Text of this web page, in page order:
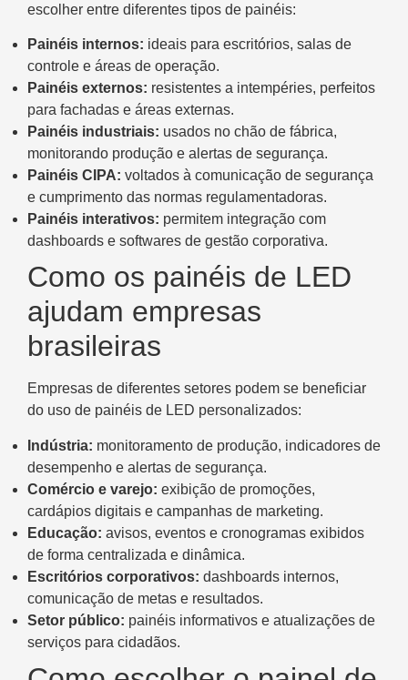
escolher entre diferentes tipos de painéis:
Painéis internos: ideais para escritórios, salas de
controle e áreas de operação.
Painéis externos: resistentes a intempéries, perfeitos
para fachadas e áreas externas.
Painéis industriais: usados no chão de fábrica,
monitorando produção e alertas de segurança.
Painéis CIPA: voltados à comunicação de segurança
e cumprimento das normas regulamentadoras.
Painéis interativos: permitem integração com
dashboards e softwares de gestão corporativa.
Como os painéis de LED
ajudam empresas
brasileiras
Empresas de diferentes setores podem se beneficiar
do uso de painéis de LED personalizados:
Indústria: monitoramento de produção, indicadores de
desempenho e alertas de segurança.
Comércio e varejo: exibição de promoções,
cardápios digitais e campanhas de marketing.
Educação: avisos, eventos e cronogramas exibidos
de forma centralizada e dinâmica.
Escritórios corporativos: dashboards internos,
comunicação de metas e resultados.
Setor público: painéis informativos e atualizações de
serviços para cidadãos.